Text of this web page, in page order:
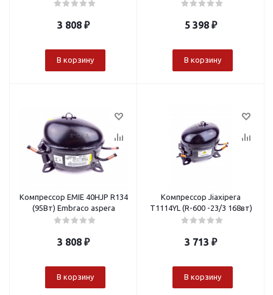
3 808 ₽
В корзину
5 398 ₽
В корзину
Компрессор EMIE 40HJP R134
(95Вт) Embraco aspera
3 808 ₽
В корзину
Компрессор Jiaxipera
T1114YL (R-600 -23/3 168вт)
3 713 ₽
В корзину